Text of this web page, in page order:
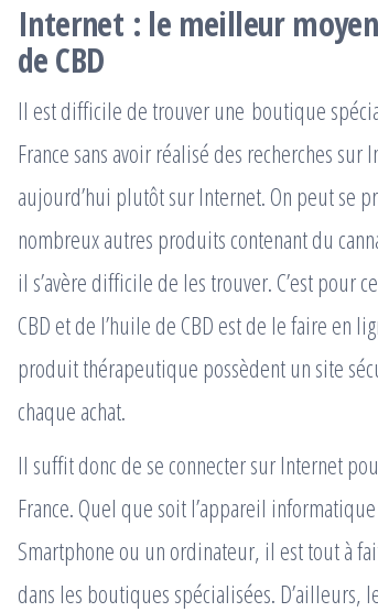
Internet : le meilleur
de CBD
Il est difficile de trouver une boutique
France sans avoir réalisé des recherches
aujourd’hui plutôt sur Internet. On peut se
nombreux autres produits contenant du
il s’avère difficile de les trouver. C’est pour
CBD et de l’huile de CBD est de le faire en
produit thérapeutique possèdent un site
chaque achat.
Il suffit donc de se connecter sur Internet
France. Quel que soit l’appareil
Smartphone ou un ordinateur, il est tout à
dans les boutiques spécialisées. D’ailleurs,